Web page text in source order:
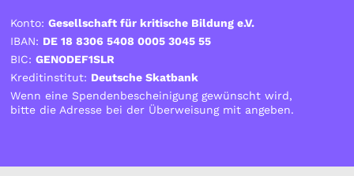
Konto:Gesellschaft für kritische Bildung e.V.
IBAN: DE 18 8306 5408 0005 3045 55
BIC:GENODEF1SLR
Kreditinstitut: Deutsche Skatbank
Wenn eine Spendenbescheinigung gewünscht wird,
bitte die Adresse bei der Überweisung mit angeben.